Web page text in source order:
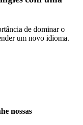
de dominar o
um novo idioma.
nossas